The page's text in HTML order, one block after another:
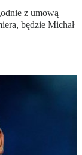
z umową
będzie Michał